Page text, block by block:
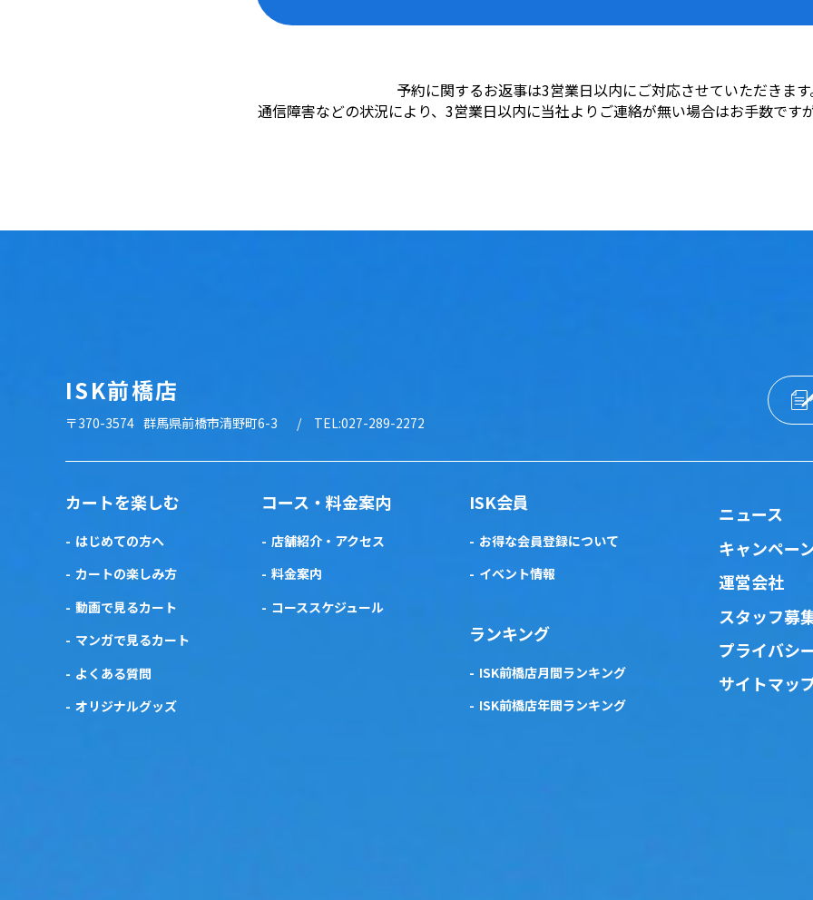
予約に関するお返事は3営業日以内にご対応させていただきます
通信障害などの状況により、3営業日以内に当社よりご連絡が無い場合はお手数です
ISK前橋店
〒370-3574 群馬県前橋市清野町6-3 TEL:027-289-2272
カートを楽しむ
はじめての方へ
カートの楽しみ方
動画で見るカート
マンガで見るカート
よくある質問
オリジナルグッズ
コース・料金案内
店舗紹介・アクセス
料金案内
コーススケジュール
ISK会員
お得な会員登録について
イベント情報
ランキング
ISK前橋店月間ランキング
ISK前橋店年間ランキング
ニュース
キャンペー
運営会社
スタッフ募
プライバシ
サイトマッ